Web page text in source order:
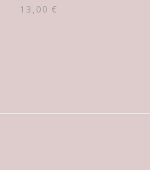
13,00€